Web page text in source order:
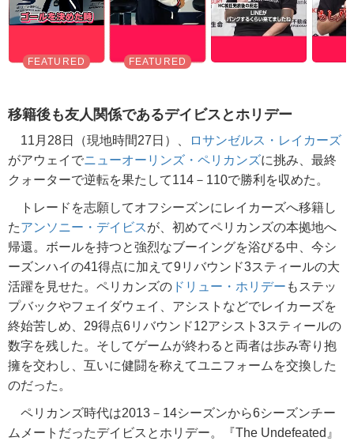
移籍後も友人関係であるデイビスとホリデー
11月28日（現地時間27日）、
ロサンゼルス・レイカーズ
がアウェイでニューオーリンズ・ペリカンズに挑み、最終
クォーターで逆転を果たして114－110で勝利を収めた。
トレードを志願してオフシーズンにレイカーズへ移籍し
たアンソニー・デイビスが、初めてペリカンズの本拠地へ
帰還。ボールを持つと強烈なブーイングを浴びる中、今シ
ーズンハイの41得点に加えて9リバウンド3スティールの大
活躍を見せた。ペリカンズの ドリュー・ホリデー もステッ
プバックやフェイダウェイ、アシストなどでレイカーズを
終始苦しめ、29得点6リバウンド12アシスト3スティールの
数字を残した。そしてゲームが終わると両者は歩み寄り抱
擁を交わし、互いに健闘を称えてユニフォームを交換した
のだった。
ペリカンズ時代は2013－14シーズンから6シーズンチー
ムメートだったデイビスとホリデー。『The Undefeated』